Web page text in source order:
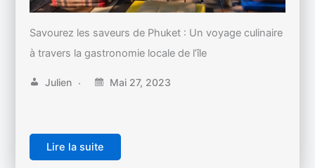
Savourez les saveurs de Phuket : Un voyage culinaire
à travers la gastronomie locale de l’île
Julien Mai 27, 2023
Lire la suite